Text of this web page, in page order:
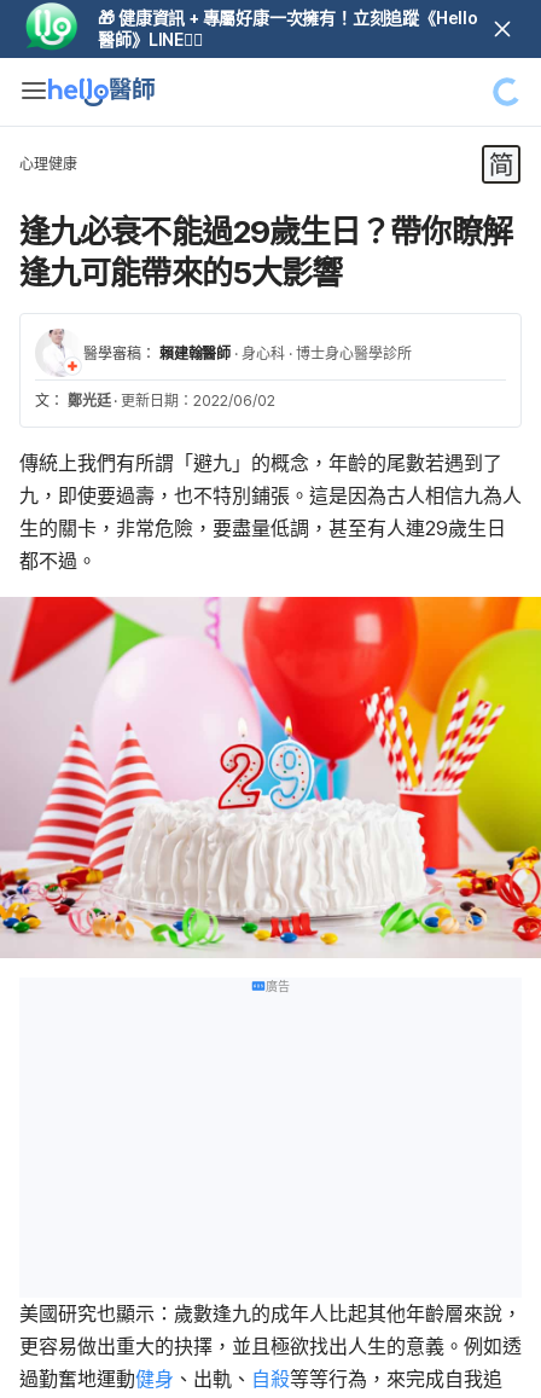
🎁 健康資訊 + 專屬好康一次擁有！立刻追蹤《Hello
醫師》LINE👆🏼
心理健康
逢九必衰不能過29歲生日？帶你瞭解
逢九可能帶來的5大影響
醫學審稿： 賴建翰醫師 · 身心科 · 博士身心醫學診所
文： 鄭光廷 · 更新日期：2022/06/02
傳統上我們有所謂「避九」的概念，年齡的尾數若遇到了
九，即使要過壽，也不特別鋪張。這是因為古人相信九為人
生的關卡，非常危險，要盡量低調，甚至有人連29歲生日
都不過。
廣告
美國研究也顯示：歲數逢九的成年人比起其他年齡層來說，
更容易做出重大的抉擇，並且極欲找出人生的意義。例如透
過勤奮地運動健身 、出軌、 自殺等等行為，來完成自我追